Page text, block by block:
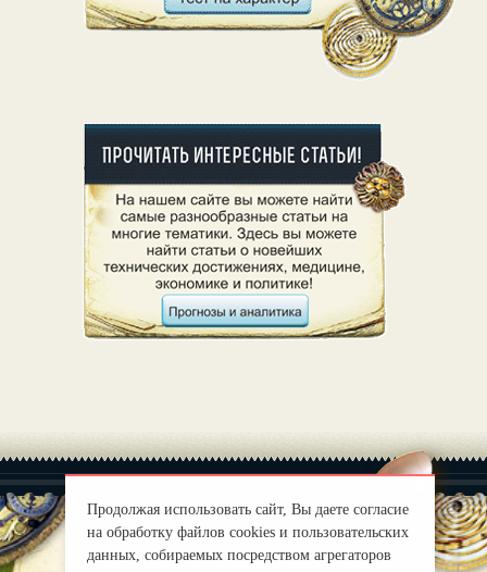
Продолжая использовать сайт, Вы даете согласие
на обработку файлов cookies и пользовательских
данных, собираемых посредством агрегаторов